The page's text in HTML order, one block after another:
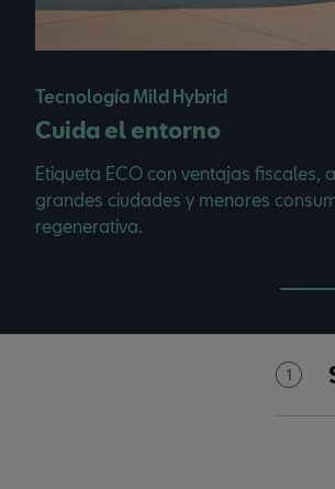
Tecnología Mild Hybrid
Cuida el entorno
Etiqueta ECO con ventajas fiscales,
grandes ciudades y menores
regenerativa.
1